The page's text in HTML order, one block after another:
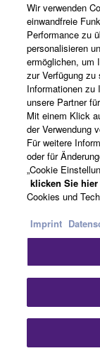
Registrierung von
Über Yamaha
Österreich -
Business
Wir verwenden
einwandfreie
Performance zu
personalisieren
ermöglichen, um
zur Verfügung
Informationen zu
unsere Partner
Mit einem Klick
der Verwendung
Für weitere
oder für
„Cookie
klicken Sie hier
Cookies und
Imprint